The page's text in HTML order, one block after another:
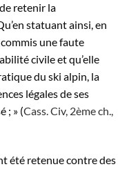
retenir la
statuant ainsi, en
une faute
civile et qu’elle
du ski alpin, la
légales de ses
; » (Cass. Civ, 2ème ch.,
été retenue contre des